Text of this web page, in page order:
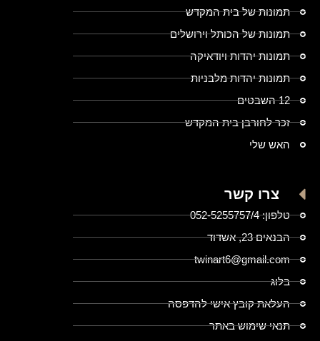
תמונות של בית המקדש
תמונות של הכותל וירושלים
תמונות יהדות ויודאיקה
תמונות יהדות מלבניות
12 השבטים
זכר לחורבן בית המקדש
האש שלי
צרו קשר
טלפון: 052-5255757/4
הבנאים 23, אשדוד
twinart6@gmail.com
בלוג
העלאת קובץ אישי להדפסה
תנאי שימוש באתר